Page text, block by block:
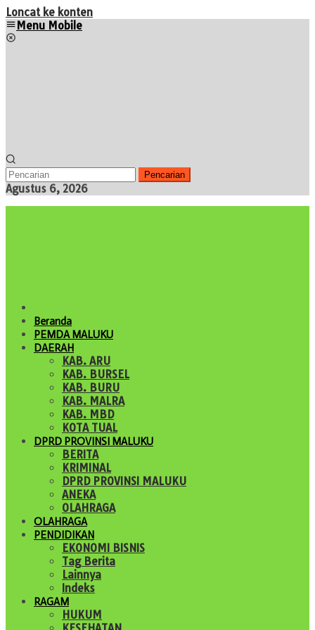
Loncat ke konten
Menu Mobile
Pencarian
Agustus 6, 2026
Beranda
PEMDA MALUKU
DAERAH
KAB. ARU
KAB. BURSEL
KAB. BURU
KAB. MALRA
KAB. MBD
KOTA TUAL
DPRD PROVINSI MALUKU
BERITA
KRIMINAL
DPRD PROVINSI MALUKU
ANEKA
OLAHRAGA
OLAHRAGA
PENDIDIKAN
EKONOMI BISNIS
Tag Berita
Lainnya
Indeks
RAGAM
HUKUM